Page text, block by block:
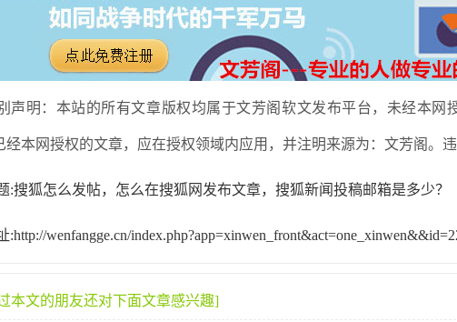
声明：本站的所有文章版权均属于文芳阁软文发布平台，未经本网
经本网授权的文章，应在授权领域内应用，并注明来源为：文芳阁。
:搜狐怎么发帖，怎么在搜狐网发布文章，搜狐新闻投稿邮箱是多少？
:http://wenfangge.cn/
本文的朋友还对下面文章感兴趣]